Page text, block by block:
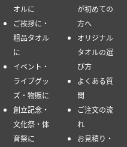
オルに
ご挨拶に・
粗品タオル
に
イベント・
ライブグッ
ズ・物販に
創立記念・
文化祭・体
育祭に
が初めての
方へ
オリジナル
タオルの選
び方
よくある質
問
ご注文の流
れ
お見積り・